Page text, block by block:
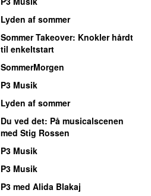
Lyden af sommer
Sommer Takeover: Knokler hårdt
til enkeltstart
SommerMorgen
P3 Musik
Lyden af sommer
Du ved det: På musicalscenen
med Stig Rossen
P3 Musik
P3 Musik
P3 med Alida Blakaj